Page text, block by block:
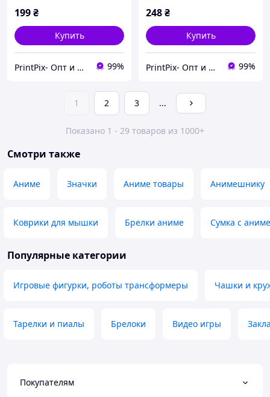
199₴
Купить
PrintPix- Опт и Розница 99%
248₴
Купить
PrintPix- Опт и Розница 99%
1 2 3 ...
Показано 1 - 29 товаров из 1000+
Смотри также
Аниме Значки Аниме товары Анимешнику
Коврики для мышки Брелки аниме Сумка с
Популярные категории
Игровые фигурки, роботы трансформеры Чашки и
Тарелки и пиалы Брелоки Видео игры
Покупателям